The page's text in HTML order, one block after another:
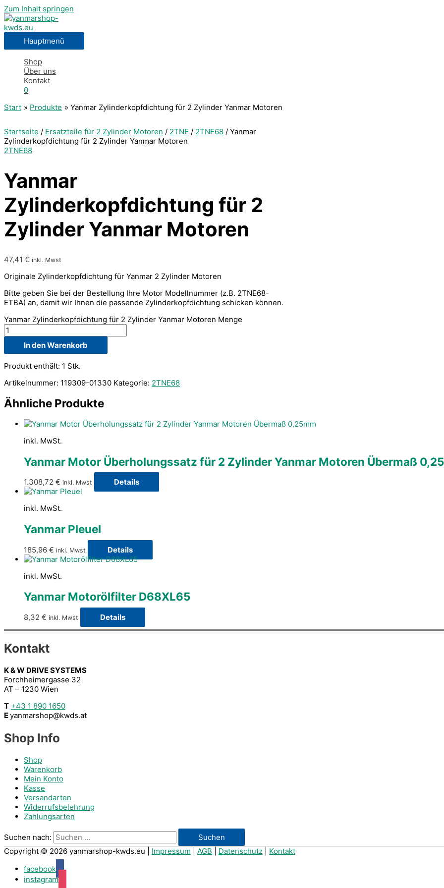
Zum Inhalt springen
Hauptmenü
Shop
Über uns
Kontakt
0
Start
Produkte Yanmar Zylinderkopfdichtung für 2 Zylinder Yanmar Motoren
Startseite / Ersatzteile für 2 Zylinder Motoren / 2TNE / 2TNE68 / Yanmar
Zylinderkopfdichtung für 2 Zylinder Yanmar Motoren
2TNE68
Yanmar
Zylinderkopfdichtung für 2
Zylinder Yanmar Motoren
47,41 € inkl. Mwst
Originale Zylinderkopfdichtung für Yanmar 2 Zylinder Motoren
Bitte geben Sie bei der Bestellung Ihre Motor Modellnummer (z.B. 2TNE68-
ETBA) an, damit wir Ihnen die passende Zylinderkopfdichtung schicken können.
Yanmar Zylinderkopfdichtung für 2 Zylinder Yanmar Motoren Menge
In den Warenkorb
Produkt enthält: 1 Stk.
Artikelnummer: 119309-01330 Kategorie: 2TNE68
Ähnliche Produkte
inkl. MwSt.
Yanmar Motor Überholungssatz für 2 Zylinder Yanmar Motoren Übermaß
1.308,72 € inkl. Mwst Details
inkl. MwSt.
Yanmar Pleuel
185,96 € inkl. Mwst Details
inkl. MwSt.
Yanmar Motorölfilter D68XL65
8,32 € inkl. Mwst Details
Kontakt
K & W DRIVE SYSTEMS
Forchheimergasse 32
AT – 1230 Wien
T +43 1 890 1650
Eyanmarshop@kwds.at
Shop Info
Shop
Warenkorb
Mein Konto
Kasse
Versandarten
Widerrufsbelehrung
Zahlungsarten
Suchen nach:
Copyright © 2026 yanmarshop-kwds.eu Impressum AGB Datenschutz
Kontakt
facebook
instagram